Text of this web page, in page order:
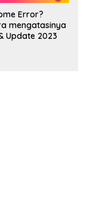
Error?
mengatasinya
Update 2023